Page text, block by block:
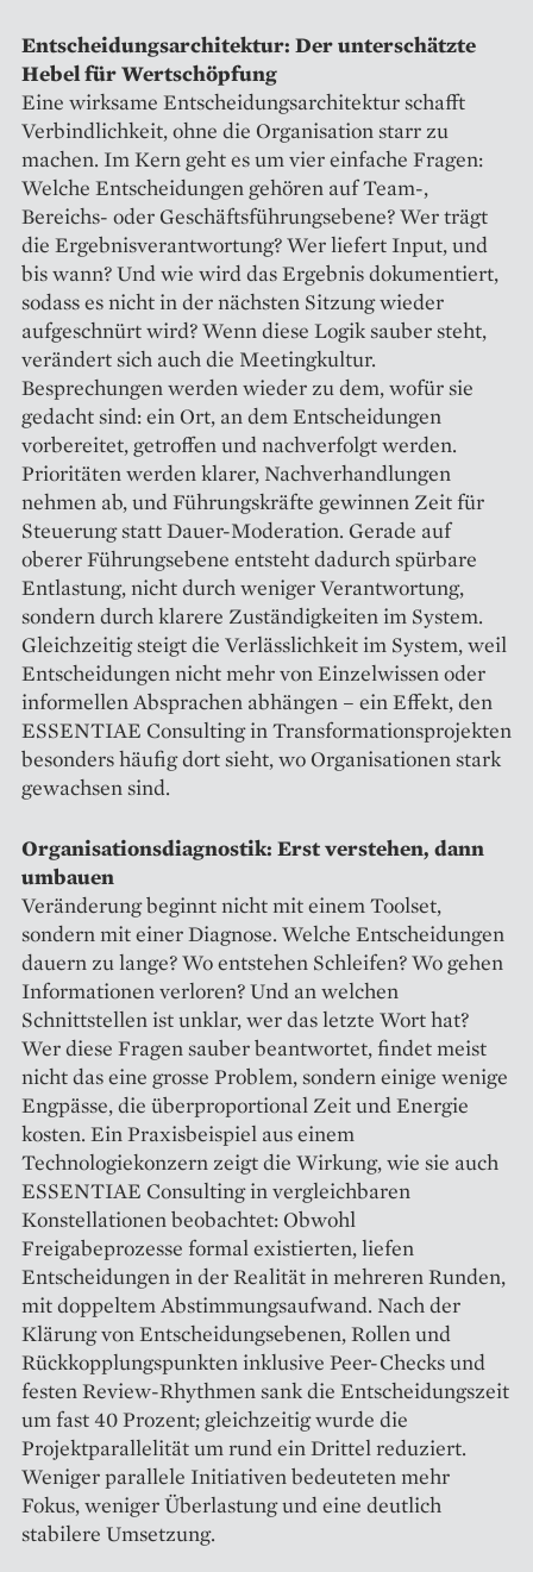
Entscheidungsarchitektur: Der unterschätzte
Hebel für Wertschöpfung
Eine wirksame Entscheidungsarchitektur schafft
Verbindlichkeit, ohne die Organisation starr zu
machen. Im Kern geht es um vier einfache Fragen:
Welche Entscheidungen gehören auf Team-,
Bereichs- oder Geschäftsführungsebene? Wer trägt
die Ergebnisverantwortung? Wer liefert Input, und
bis wann? Und wie wird das Ergebnis dokumentiert,
sodass es nicht in der nächsten Sitzung wieder
aufgeschnürt wird? Wenn diese Logik sauber steht,
verändert sich auch die Meetingkultur.
Besprechungen werden wieder zu dem, wofür sie
gedacht sind: ein Ort, an dem Entscheidungen
vorbereitet, getroffen und nachverfolgt werden.
Prioritäten werden klarer, Nachverhandlungen
nehmen ab, und Führungskräfte gewinnen Zeit für
Steuerung statt Dauer-Moderation. Gerade auf
oberer Führungsebene entsteht dadurch spürbare
Entlastung, nicht durch weniger Verantwortung,
sondern durch klarere Zuständigkeiten im System.
Gleichzeitig steigt die Verlässlichkeit im System, weil
Entscheidungen nicht mehr von Einzelwissen oder
informellen Absprachen abhängen – ein Effekt, den
ESSENTIAE Consulting in Transformationsprojekten
besonders häufig dort sieht, wo Organisationen stark
gewachsen sind.
Organisationsdiagnostik: Erst verstehen, dann
umbauen
Veränderung beginnt nicht mit einem Toolset,
sondern mit einer Diagnose. Welche Entscheidungen
dauern zu lange? Wo entstehen Schleifen? Wo gehen
Informationen verloren? Und an welchen
Schnittstellen ist unklar, wer das letzte Wort hat?
Wer diese Fragen sauber beantwortet, findet meist
nicht das eine grosse Problem, sondern einige wenige
Engpässe, die überproportional Zeit und Energie
kosten. Ein Praxisbeispiel aus einem
Technologiekonzern zeigt die Wirkung, wie sie auch
ESSENTIAE Consulting in vergleichbaren
Konstellationen beobachtet: Obwohl
Freigabeprozesse formal existierten, liefen
Entscheidungen in der Realität in mehreren Runden,
mit doppeltem Abstimmungsaufwand. Nach der
Klärung von Entscheidungsebenen, Rollen und
Rückkopplungspunkten inklusive Peer-Checks und
festen Review-Rhythmen sank die Entscheidungszeit
um fast 40 Prozent; gleichzeitig wurde die
Projektparallelität um rund ein Drittel reduziert.
Weniger parallele Initiativen bedeuteten mehr
Fokus, weniger Überlastung und eine deutlich
stabilere Umsetzung.